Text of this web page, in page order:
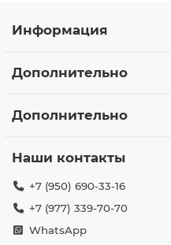
Информация
Дополнительно
Дополнительно
Наши контакты
+7 (950) 690-33-16
+7 (977) 339-70-70
WhatsApp